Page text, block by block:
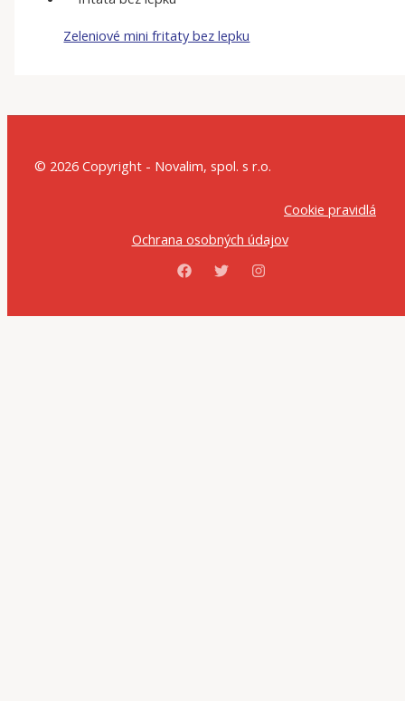
Zeleniové mini fritaty bez lepku
© 2026 Copyright - Novalim, spol. s r.o.
Cookie pravidlá
Ochrana osobných údajov